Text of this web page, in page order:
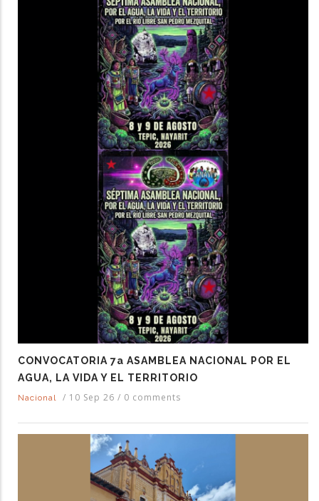
CONVOCATORIA 7a ASAMBLEA NACIONAL POR EL
AGUA, LA VIDA Y EL TERRITORIO
Nacional / 10 Sep 26 / 0 comments